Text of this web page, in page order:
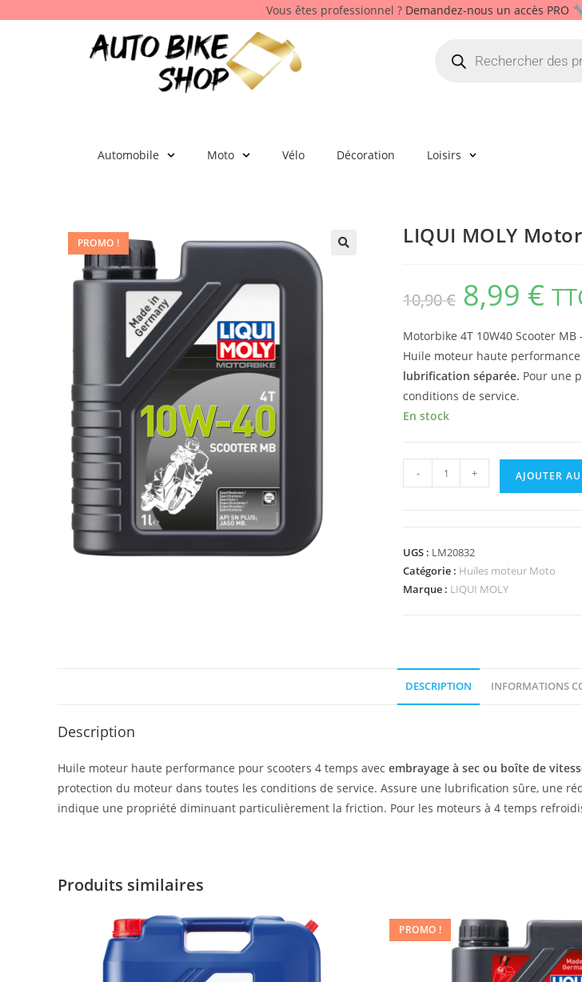
Vous êtes professionnel ? Demandez-nous un accès PRO
Automobile Moto Vélo Décoration Loisirs
PROMO ! LIQUI MOLY
10,90€ 8,99 €
Motorbike 4T 10W40 Scooter MB
Huile moteur haute
lubrification séparée. Pour une
conditions de service.
En stock
- + AJOUTER
UGS : LM20832
Catégorie : Huiles moteur Moto
Marque : LIQUI MOLY
DESCRIPTION INFORMATIONS
Description
Huile moteur haute performance pour scooters 4 temps avec embrayage à sec ou boîte de
protection du moteur dans toutes les conditions de service. Assure une lubrification sûre, une
indique une propriété diminuant particulièrement la friction. Pour les moteurs à 4 temps
Produits similaires
PROMO !